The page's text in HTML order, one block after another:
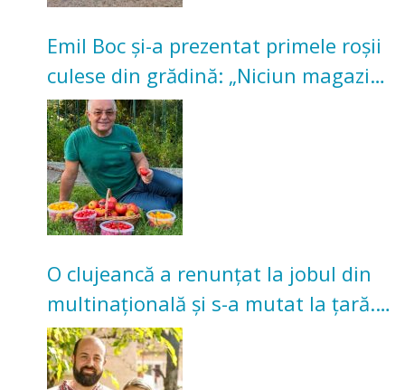
Emil Boc și-a prezentat primele roșii
culese din grădină: „Niciun magazin
nu poate oferi această satisfacție”
O clujeancă a renunțat la jobul din
multinațională și s-a mutat la țară.
Acum cultivă legume în grădina
bunicilor